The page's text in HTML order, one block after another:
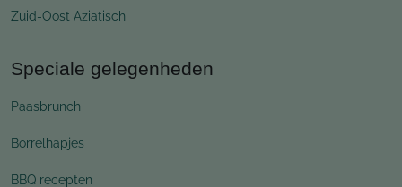
Zuid-Oost Aziatisch
Speciale gelegenheden
Paasbrunch
Borrelhapjes
BBQ recepten